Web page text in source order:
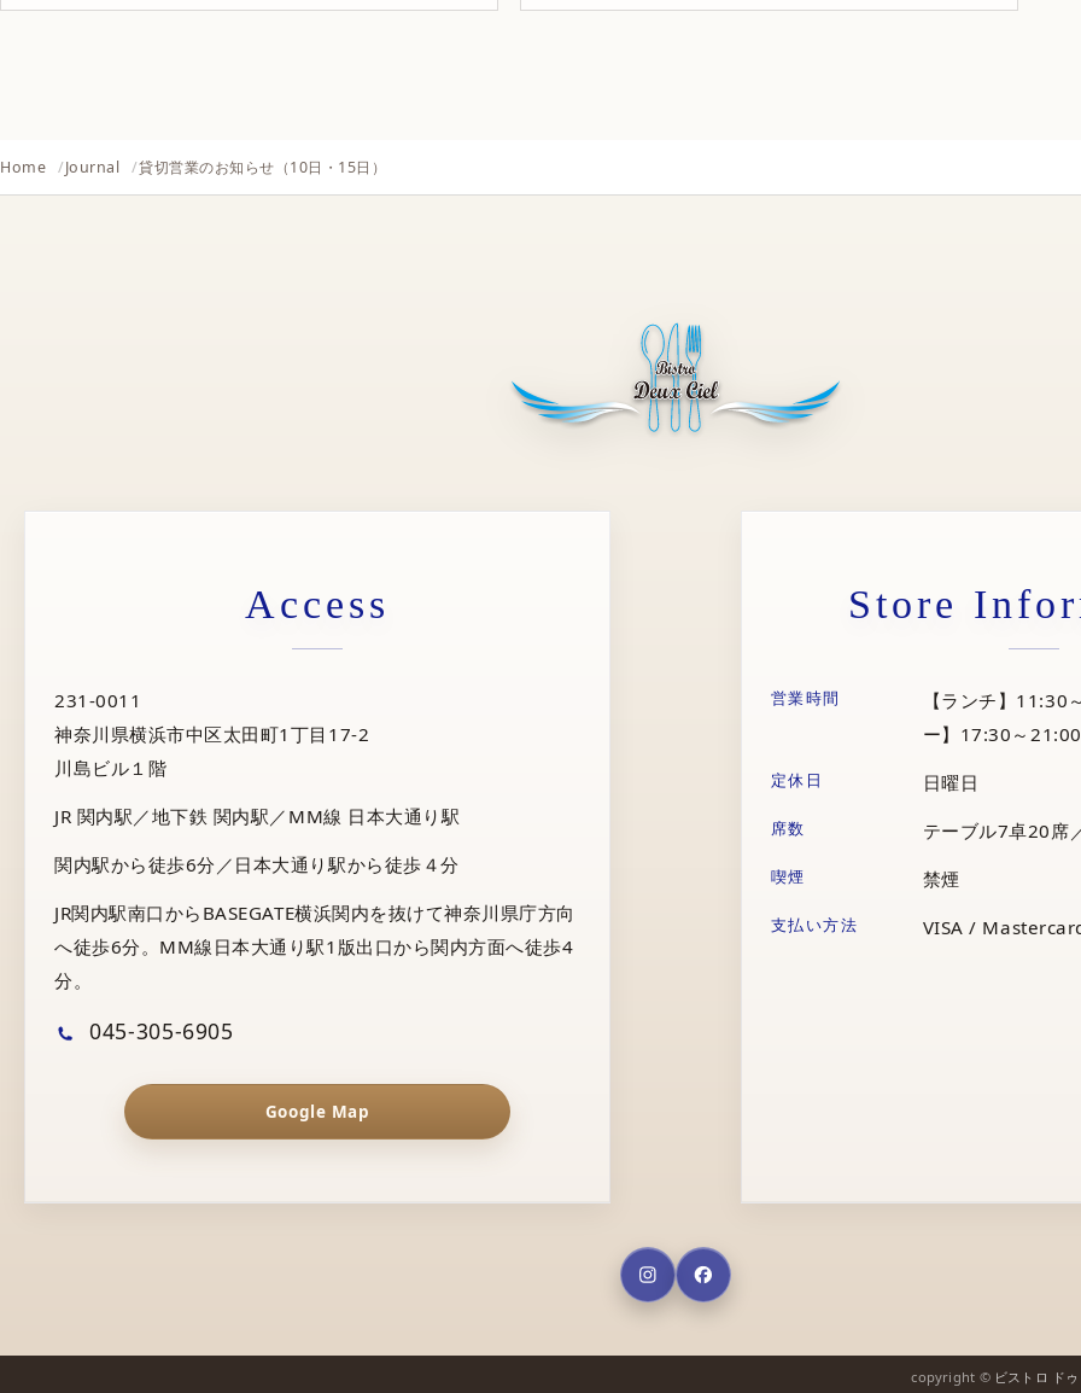
Home Journal 貸切営業のお知らせ（10日・15日）
Access
231-0011
神奈川県横浜市中区太田町1丁目17-2
川島ビル１階
JR 関内駅／地下鉄 関内駅／MM線 日本大通り駅
関内駅から徒歩6分／日本大通り駅から徒歩４分
JR関内駅南口からBASEGATE横浜関内を抜けて神奈川県庁方向
へ徒歩6分。MM線日本大通り駅1版出口から関内方面へ徒歩4
分。
045-305-6905
Google Map
Store
営業時間
【ランチ】11:30
ー】17:30～
定休日 日曜日
席数 テーブル7卓20席
喫煙 禁煙
支払い方法 VISA /
copyright © ビストロ ド